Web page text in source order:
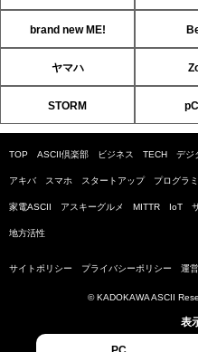
brand new ME!
ヤマハ
STORM
TOP ASCII倶楽部 ビジネス TECH デジ
アキバ スマホ スタートアップ プログラ
家電ASCII アスキーグルメ MITTR IoT
地方活性
サイトポリシー プライバシーポリシー 運
© KADOKAWA ASCII
表